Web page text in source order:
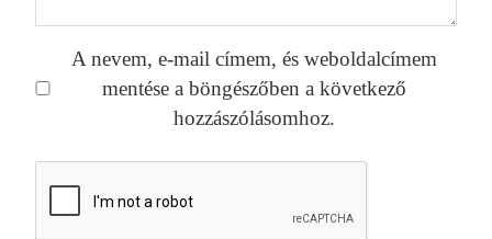
A nevem, e-mail címem, és weboldalcímem
mentése a böngészőben a következő
hozzászólásomhoz.